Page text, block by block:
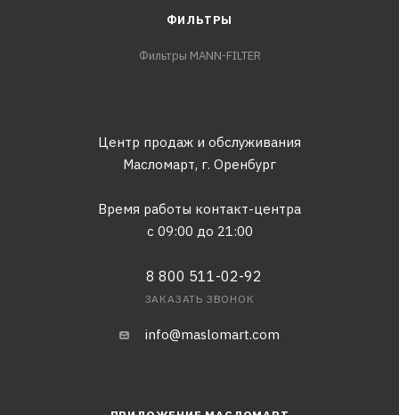
ФИЛЬТРЫ
Фильтры MANN-FILTER
Центр продаж и обслуживания
Масломарт, г. Оренбург
Время работы контакт-центра
с 09:00 до 21:00
8 800 511-02-92
ЗАКАЗАТЬ ЗВОНОК
info@maslomart.com